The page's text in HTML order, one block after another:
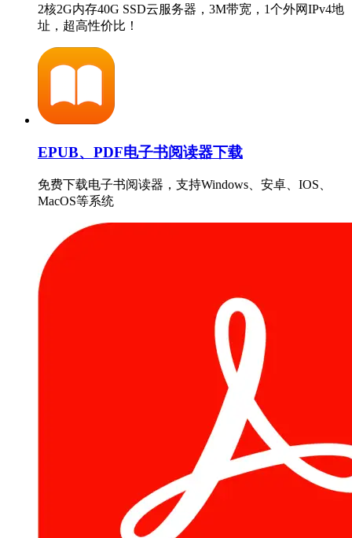
2核2G内存40G SSD云服务器，3M带宽，1个外网IPv4地
址，超高性价比！
EPUB、PDF电子书阅读器下载
免费下载电子书阅读器，支持Windows、安卓、IOS、
MacOS等系统